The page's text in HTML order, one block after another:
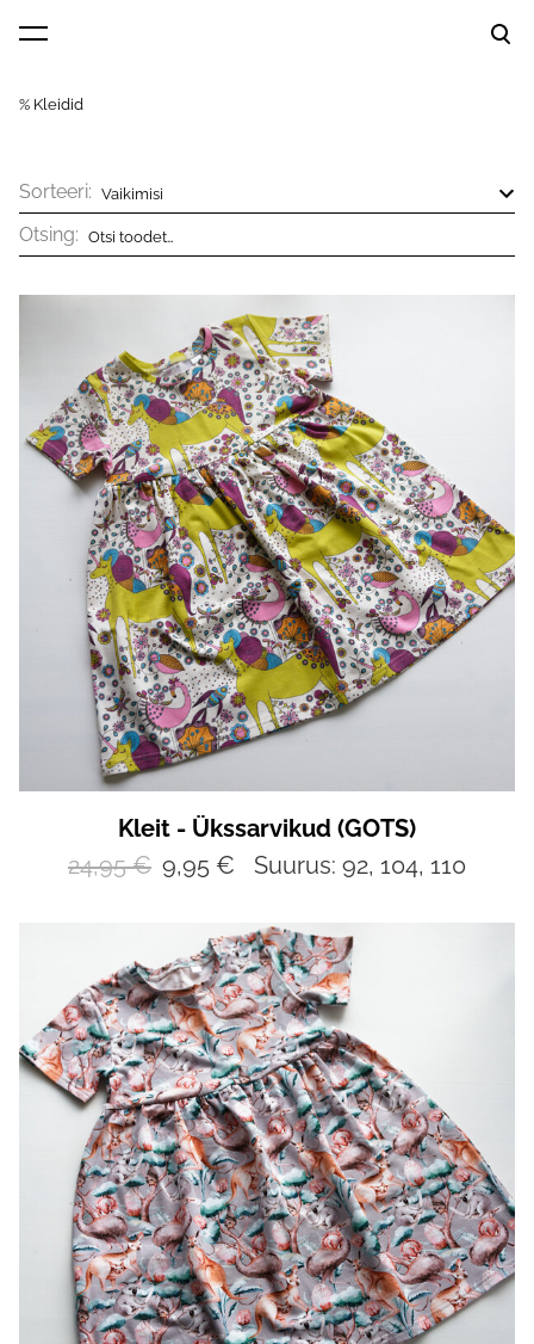
lisati ostukorvi.
% Kleidid
Sorteeri:
Otsing:
Kleit - Ükssarvikud (GOTS)
24,95 € 9,95 € Suurus: 92, 104, 110